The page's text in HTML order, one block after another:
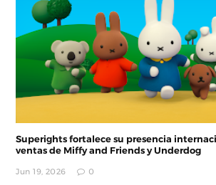
Superights fortalece su presencia
ventas de Miffy and Friends y Underdog
Jun 19, 2026 0